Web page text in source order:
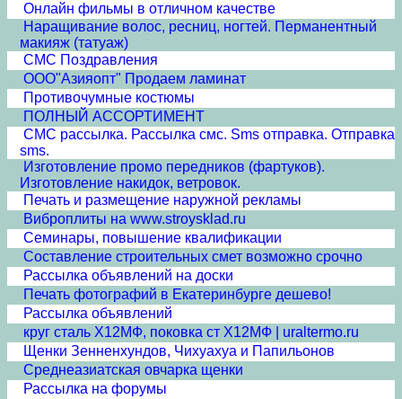
Онлайн фильмы в отличном качестве
Наращивание волос, ресниц, ногтей. Перманентный
макияж (татуаж)
СМС Поздравления
ООО"Азияопт" Продаем ламинат
Противочумные костюмы
ПОЛНЫЙ АССОРТИМЕНТ
СМС рассылка. Рассылка смс. Sms отправка. Отправка
sms.
Изготовление промо передников (фартуков).
Изготовление накидок, ветровок.
Печать и размещение наружной рекламы
Виброплиты на www.stroysklad.ru
Семинары, повышение квалификации
Составление строительных смет возможно срочно
Рассылка объявлений на доски
Печать фотографий в Екатеринбурге дешево!
Рассылка объявлений
круг сталь Х12МФ, поковка ст Х12МФ | uraltermo.ru
Щенки Зенненхундов, Чихуахуа и Папильонов
Среднеазиатская овчарка щенки
Рассылка на форумы